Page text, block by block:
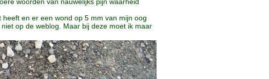
en er een wond op 5 mm van mijn oog
op de weblog. Maar bij deze moet ik maar